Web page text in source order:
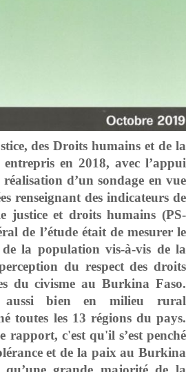
des Droits humains et de la
en 2018, avec l’appui
d’un sondage en vue
renseignant des indicateurs de
justice et droits humains (PS-
de l’étude était de mesurer le
la population vis-à-vis de la
du respect des droits
du civisme au Burkina Faso.
aussi bien en milieu rural
toutes les 13 régions du pays.
rapport, c'est qu'il s’est penché
et de la paix au Burkina